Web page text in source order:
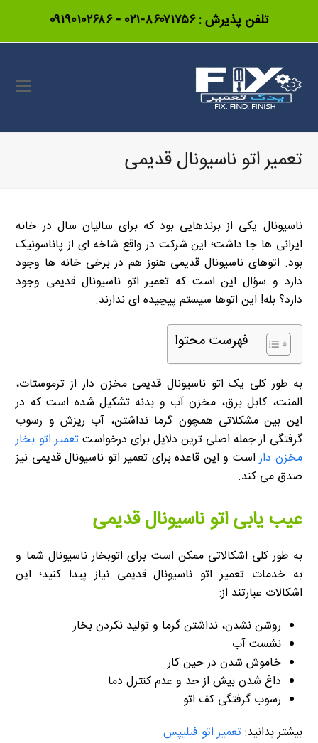
تلفن پذیرش :۸۶۰۷۱۷۵۶-۰۲۱ -۰۹۱۹۰۱۰۲۶۸۶
تعمیر اتو ناسیونال قدیمی
ناسیونال یکی از برندهایی بود که برای سالیان سال در خانه
ایرانی ها جا داشت؛ این شرکت در واقع شاخه ای از پاناسونیک
بود. اتوهای ناسیونال قدیمی هنوز هم در برخی خانه ها وجود
دارد و سؤال این است که تعمیر اتو ناسیونال قدیمی وجود
دارد؟ بله! این اتوها سیستم پیچیده ای ندارند.
فهرست محتوا
به طور کلی یک اتو ناسیونال قدیمی مخزن دار از ترموستات،
المنت، کابل برق، مخزن آب و بدنه تشکیل شده است که در
این بین مشکلاتی همچون گرما نداشتن، آب ریزش و رسوب
گرفتگی از جمله اصلی ترین دلایل برای درخواستتعمیر اتو بخار
مخزن داراست و این قاعده برای تعمیر اتو ناسیونال قدیمی نیز
صدق می کند.
عیب یابی اتو ناسیونال قدیمی
به طور کلی اشکالاتی ممکن است برای اتوبخار ناسیونال شما و
به خدمات تعمیر اتو ناسیونال قدیمی نیاز پیدا کنید؛ این
اشکالات عبارتند از:
روشن نشدن، نداشتن گرما و تولید نکردن بخار
نشست آب
خاموش شدن در حین کار
داغ شدن بیش از حد و عدم کنترل دما
رسوب گرفتگی کف اتو
بیشتر بدانید:تعمیر اتو فیلیپس